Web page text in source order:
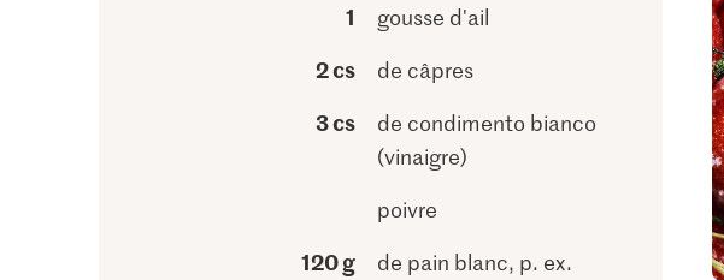
1 gousse d'ail
2 cs de câpres
3 cs
de condimento bianco
(vinaigre)
poivre
120 g
de pain blanc, p. ex.